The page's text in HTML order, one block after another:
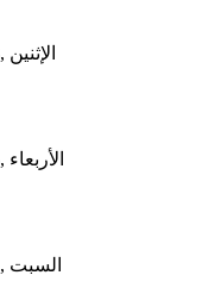
GMT 09:30 2017 الإثنين ,18 كانون الأول / ديسمبر
GMT 06:35 2017 الأربعاء ,13 كانون الأول / ديسمبر
GMT 14:17 2017 السبت ,02 كانون الأول / ديسمبر